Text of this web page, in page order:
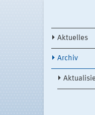
Aktuelles
Archiv